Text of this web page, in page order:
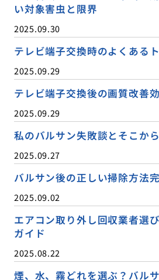
い対象害虫と限界
2025.09.30
テレビ端子交換時のよくある
2025.09.29
テレビ端子交換後の画質改善
2025.09.29
私のバルサン失敗談とそこか
2025.09.27
バルサン後の正しい掃除方法
2025.09.02
エアコン取り外し回収業者選
ガイド
2025.08.22
煙、水、霧どれを選ぶ？バル